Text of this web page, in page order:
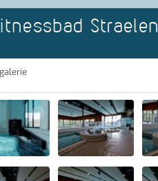
Straelen